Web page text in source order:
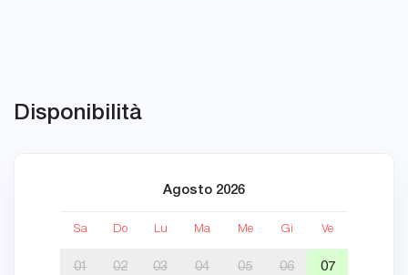
Disponibilità
Agosto 2026
Sa Do Lu Ma Me Gi Ve
01 02 03 04 05 06 07